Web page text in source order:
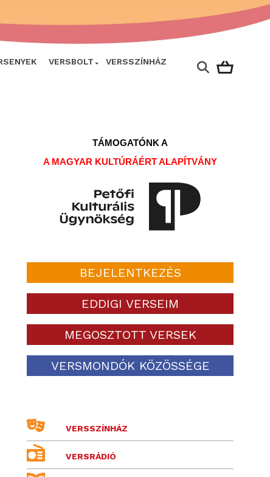
VERSBOLT VERSSZÍNHÁZ
TÁMOGATÓNK A
A MAGYAR KULTÚRÁÉRT ALAPÍTVÁNY
BEJELENTKEZÉS
EDDIGI VERSEIM
MEGOSZTOTT VERSEK
VERSMONDÓK KÖZÖSSÉGE
VERSSZÍNHÁZ
VERSRÁDIÓ